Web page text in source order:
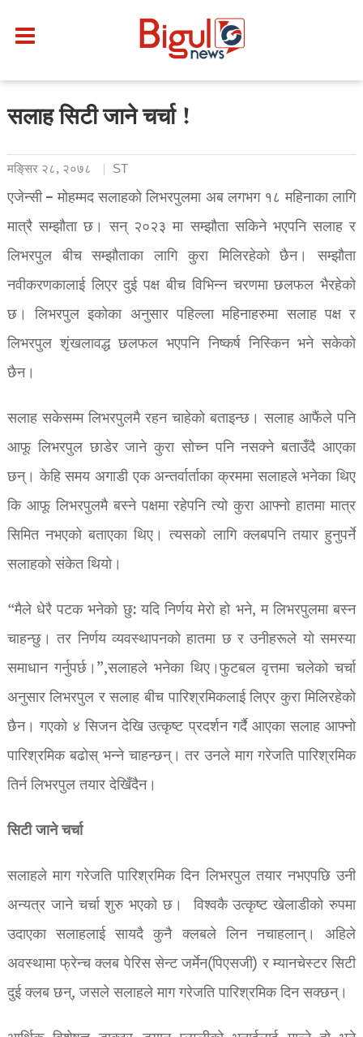
सलाह सिटी जाने चर्चा !
मङि्सर २८, २०७८ ST
एजेन्सी – मोहम्मद सलाहको लिभरपुलमा अब लगभग १८ महिनाका लागि
मात्रै सम्झौता छ। सन् २०२३ मा सम्झौता सकिने भएपनि सलाह र
लिभरपुल बीच सम्झौताका लागि कुरा मिलिरहेको छैन। सम्झौता
नवीकरणकालाई लिएर दुई पक्ष बीच विभिन्न चरणमा छलफल भैरहेको
छ। लिभरपुल इकोका अनुसार पहिल्ला महिनाहरुमा सलाह पक्ष र
लिभरपुल शृंखलावद्ध छलफल भएपनि निष्कर्ष निस्किन भने सकेको
छैन।
सलाह सकेसम्म लिभरपुलमै रहन चाहेको बताइन्छ। सलाह आफैंले पनि
आफू लिभरपुल छाडेर जाने कुरा सोच्न पनि नसक्ने बताउँदै आएका
छन्। केहि समय अगाडी एक अन्तर्वार्ताका क्रममा सलाहले भनेका थिए
कि आफू लिभरपुलमै बस्ने पक्षमा रहेपनि त्यो कुरा आफ्नो हातमा मात्र
सिमित नभएको बताएका थिए। त्यसको लागि क्लबपनि तयार हुनुपर्ने
सलाहको संकेत थियो।
“मैले धेरै पटक भनेको छु: यदि निर्णय मेरो हो भने, म लिभरपुलमा बस्न
चाहन्छु। तर निर्णय व्यवस्थापनको हातमा छ र उनीहरूले यो समस्या
समाधान गर्नुपर्छ।”,सलाहले भनेका थिए।फुटबल वृत्तमा चलेको चर्चा
अनुसार लिभरपुल र सलाह बीच पारिश्रमिकलाई लिएर कुरा मिलिरहेको
छैन। गएको ४ सिजन देखि उत्कृष्ट प्रदर्शन गर्दै आएका सलाह आफ्नो
पारिश्रमिक बढोस् भन्ने चाहन्छन्। तर उनले माग गरेजति पारिश्रमिक
तिर्न लिभरपुल तयार देखिँदैन।
सिटी जाने चर्चा
सलाहले माग गरेजति पारिश्रमिक दिन लिभरपुल तयार नभएपछि उनी
अन्यत्र जाने चर्चा शुरु भएको छ। विश्वकै उत्कृष्ट खेलाडीको रुपमा
उदाएका सलाहलाई सायदै कुनै क्लबले लिन नचाहलान्। अहिले
अवस्थामा फ्रेन्च क्लब पेरिस सेन्ट जर्मेन(पिएसजी) र म्यानचेस्टर सिटी
दुई क्लब छन्, जसले सलाहले माग गरेजति पारिश्रमिक दिन सक्छन्।